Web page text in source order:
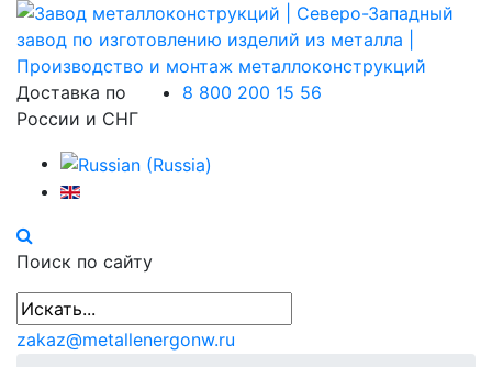
Доставка по
России и СНГ
8 800 200 15 56
Поиск по сайту
zakaz@metallenergonw.ru